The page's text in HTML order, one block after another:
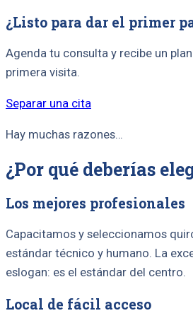
¿Listo para dar el primer
Agenda tu consulta y recibe un
primera visita.
Separar una cita
Hay muchas razones…
¿Por qué deberías
Los mejores profesionales
Capacitamos y seleccionamos
estándar técnico y humano. La
eslogan: es el estándar del centro.
Local de fácil acceso